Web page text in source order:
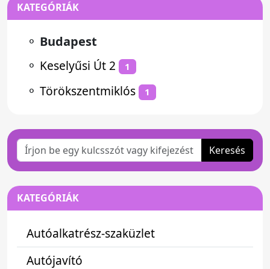
KATEGÓRIÁK
⚬ Budapest
⚬ Keselyűsi Út 2 1
⚬ Törökszentmiklós 1
Keresés
KATEGÓRIÁK
Autóalkatrész-szaküzlet
Autójavító